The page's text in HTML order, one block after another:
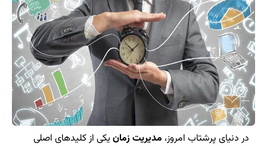
در دنیای پرشتاب امروز، مدیریت زمانیکی از کلیدهای اصلی